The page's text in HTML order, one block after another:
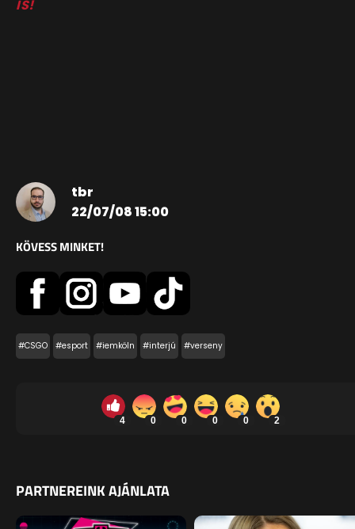
IS!
tbr
22/07/08 15:00
KÖVESS MINKET!
#CSGO #esport #iemköln #interjú #verseny
4 0 0 0 0 2
PARTNEREINK AJÁNLATA